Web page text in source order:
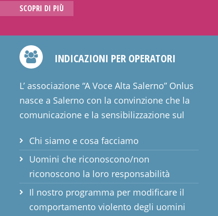
SCOPRI DI PIÙ
INDICAZIONI PER OPERATORI
L’ associazione “A Voce Alta Salerno” Onlus
nasce a Salerno con la convinzione che la
comunicazione e la sensibilizzazione sul
Chi siamo e cosa facciamo
Uomini che riconoscono/non
riconoscono la loro responsabilità
Il nostro programma per modificare il
comportamento violento degli uomini